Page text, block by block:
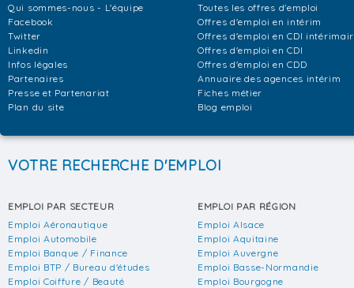
Qui sommes-nous - L'équipe
Facebook
Twitter
Linkedin
Infos légales
Partenaires
Presse et Partenariat
Plan du site
Toutes les offres d'emploi
Offres d'emploi en intérim
Offres d'emploi en CDI
Offres d'emploi en CDI
Offres d'emploi en CDD
Annuaire des agences intérim
Fiches métier
Blog emploi
VOTRE RECHERCHE D'EMPLOI
EMPLOI PAR SECTEUR
Emploi Aéronautique
Emploi Automobile
Emploi Banque / Finance
Emploi BTP / Bureau d'études
Emploi Coiffure / Beauté
EMPLOI PAR RÉGION
Emploi Alsace
Emploi Aquitaine
Emploi Auvergne
Emploi Basse-Normandie
Emploi Bourgogne